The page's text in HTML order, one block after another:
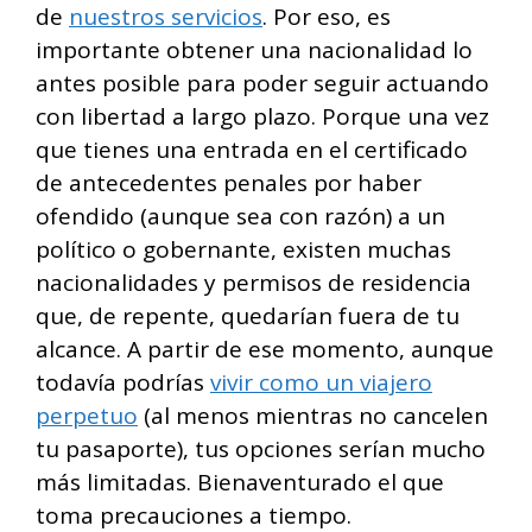
de nuestros servicios. Por eso, es
importante obtener una nacionalidad lo
antes posible para poder seguir actuando
con libertad a largo plazo. Porque una vez
que tienes una entrada en el certificado
de antecedentes penales por haber
ofendido (aunque sea con razón) a un
político o gobernante, existen muchas
nacionalidades y permisos de residencia
que, de repente, quedarían fuera de tu
alcance. A partir de ese momento, aunque
todavía podrías vivir como un viajero
perpetuo (al menos mientras no cancelen
tu pasaporte), tus opciones serían mucho
más limitadas. Bienaventurado el que
toma precauciones a tiempo.